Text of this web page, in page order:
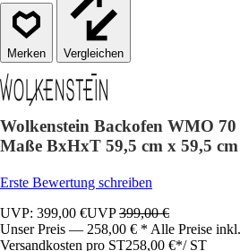
Vergleichen
Wolkenstein Backofen WMO
Maße BxHxT 59,5 cm x 59,5
Erste Bewertung schreiben
UVP: 399,00 €UVP399,00 €
Unser Preis — 258,00 € * Alle Preise
Versandkosten pro ST258,00 €*/ ST